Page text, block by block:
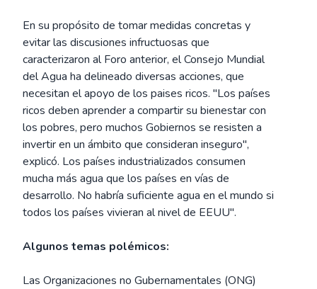
En su propósito de tomar medidas concretas y
evitar las discusiones infructuosas que
caracterizaron al Foro anterior, el Consejo Mundial
del Agua ha delineado diversas acciones, que
necesitan el apoyo de los paises ricos. "Los países
ricos deben aprender a compartir su bienestar con
los pobres, pero muchos Gobiernos se resisten a
invertir en un ámbito que consideran inseguro",
explicó. Los países industrializados consumen
mucha más agua que los países en vías de
desarrollo. No habría suficiente agua en el mundo si
todos los países vivieran al nivel de EEUU".
Algunos temas polémicos:
Las Organizaciones no Gubernamentales (ONG)